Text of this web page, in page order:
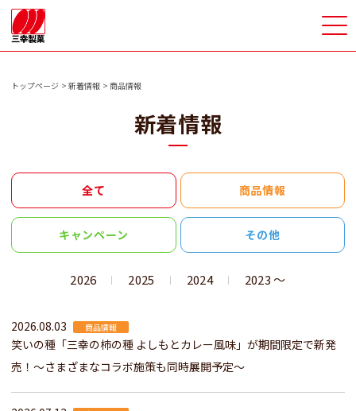
トップページ 新着情報 商品情報
新着情報
全て 商品情報
キャンペーン その他
2026 2025 2024 2023 〜
2026.08.03 商品情報
笑いの種「三幸の柿の種 よしもとカレー風味」が期間限定で新発
売！～さまざまなコラボ施策も同時展開予定～